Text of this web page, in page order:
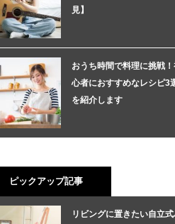
見】
おうち時間で料理に挑戦！
心者におすすめなレシピ3
を紹介します
ピックアップ記事
リビングに置きたい自立